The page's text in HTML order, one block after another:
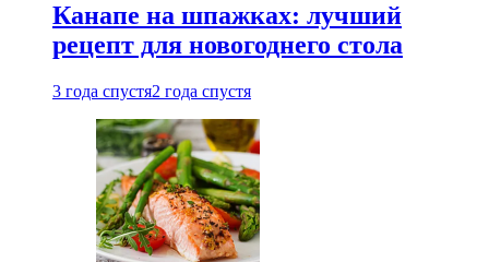
Канапе на шпажках: лучший
рецепт для новогоднего стола
3 года спустя2 года спустя